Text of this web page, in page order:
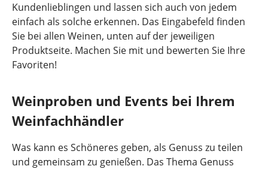
Kundenlieblingen und lassen sich auch von jedem
einfach als solche erkennen. Das Eingabefeld finden
Sie bei allen Weinen, unten auf der jeweiligen
Produktseite. Machen Sie mit und bewerten Sie Ihre
Favoriten!
Weinproben und Events bei Ihrem
Weinfachhändler
Was kann es Schöneres geben, als Genuss zu teilen
und gemeinsam zu genießen. Das Thema Genuss